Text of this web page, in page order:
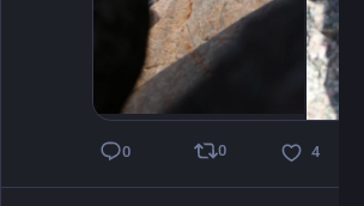
0 0 4